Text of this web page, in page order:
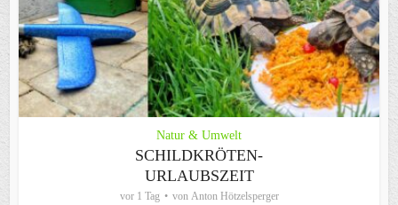
Natur & Umwelt
SCHILDKRÖTEN-
URLAUBSZEIT
vor 1 Tag von Anton Hötzelsperger